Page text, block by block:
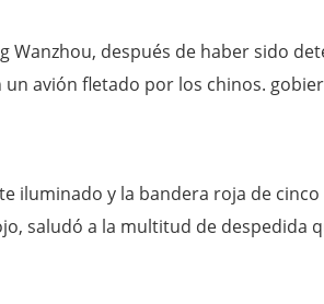
Wanzhou, después de haber sido
avión fletado por los chinos.
iluminado y la bandera roja de cinco
saludó a la multitud de despedida